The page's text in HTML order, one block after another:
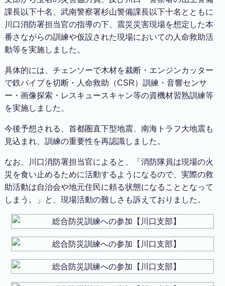
課長以下十名、武南警察署杉山警備課長以下十名とともに
川口消防署担当官の指導の下、震災災害現場を想定した本
番さながらの訓練や仮設された現場においての人命救助活
動等を実施しました。
具体的には、チェンソーで木材を裁断・エンジンカッター
で鉄パイプを切断・人命救助（CSR）訓練・音響センサ
ー・画像探索・レスキュースキャン等の資機材習熟訓練等
を実施しました。
今後予想される、首都圏直下型地震、南海トラフ大地震も
見込まれ、訓練の重要性を再認識しました。
なお、川口消防署担当官によると、「消防隊員は現場の火
災を食い止めるために活動するようになるので、実際の救
助活動は自治会や地元住民に頼る状態になることとなって
しまう。」と、現場活動の難しさも訴えておりました。